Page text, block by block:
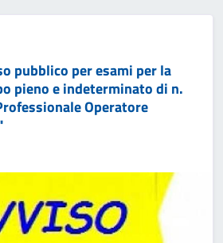
pubblico per esami per la
pieno e indeterminato di n.
Operatore